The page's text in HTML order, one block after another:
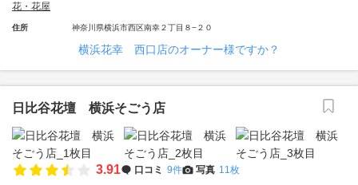
花・花屋
住所 神奈川県横浜市西区南幸２丁目８−２０
横浜花幸 西口店のオーナー様ですか？
日比谷花壇 横浜そごう店
3.91 口コミ 9件 写真 11枚